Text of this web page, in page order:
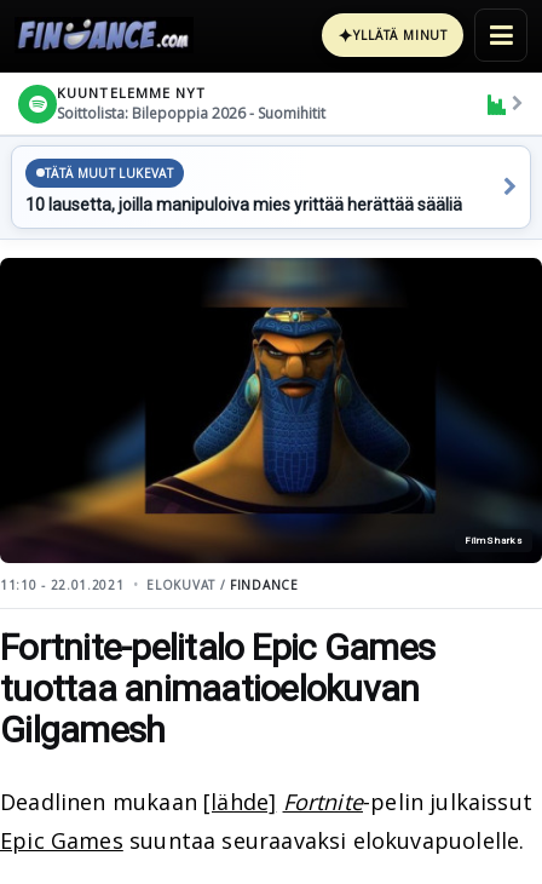
✦YLLÄTÄ MINUT
KUUNTELEMME NYT
Soittolista: Bilepoppia 2026 - Suomihitit
TÄTÄ MUUT LUKEVAT
10 lausetta, joilla manipuloiva mies yrittää herättää sääliä
FilmSharks
11:10 - 22.01.2021 ELOKUVAT / FINDANCE
Fortnite-pelitalo Epic Games
tuottaa animaatioelokuvan
Gilgamesh
Deadlinen mukaan [lähde] Fortnite-pelin julkaissut
Epic Games suuntaa seuraavaksi elokuvapuolelle.